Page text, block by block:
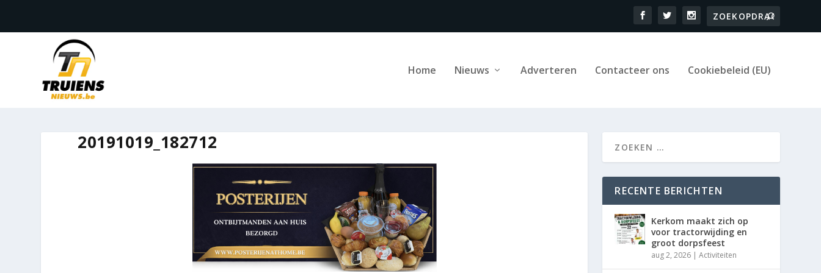
Home Nieuws Adverteren Contacteer ons Cookiebeleid (EU)
20191019_182712
RECENTE BERICHTEN
Kerkom maakt zich op
voor tractorwijding en
groot dorpsfeest
aug 2, 2026 |Activiteiten